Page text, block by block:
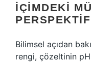
İÇIMDEKI
PERSPEKTIF
Bilimsel açıdan
rengi, çözeltinin pH